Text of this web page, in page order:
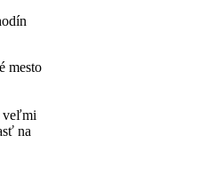
mesto
veľmi
na